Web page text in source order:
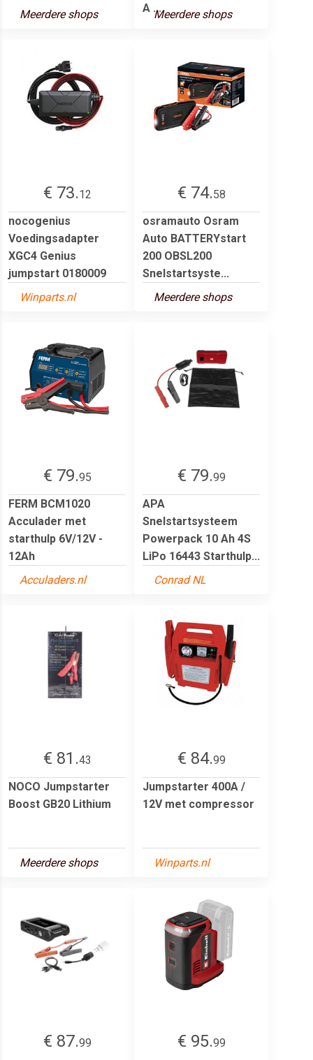
Meerdere shops
A ...Meerdere shops
€ 73.12
nocogenius
Voedingsadapter
XGC4 Genius
jumpstart 0180009
Winparts.nl
€ 74.58
osramauto Osram
Auto BATTERYstart
200 OBSL200
Snelstartsyste...
Meerdere shops
€ 79.95
FERM BCM1020
Acculader met
starthulp 6V/12V -
12Ah
Acculaders.nl
€ 79.99
APA
Snelstartsysteem
Powerpack 10 Ah 4S
LiPo 16443 Starthulp...
Conrad NL
€ 81.43
NOCO Jumpstarter
Boost GB20 Lithium
Meerdere shops
€ 84.99
Jumpstarter 400A /
12V met compressor
Winparts.nl
€ 87.99 € 95.99